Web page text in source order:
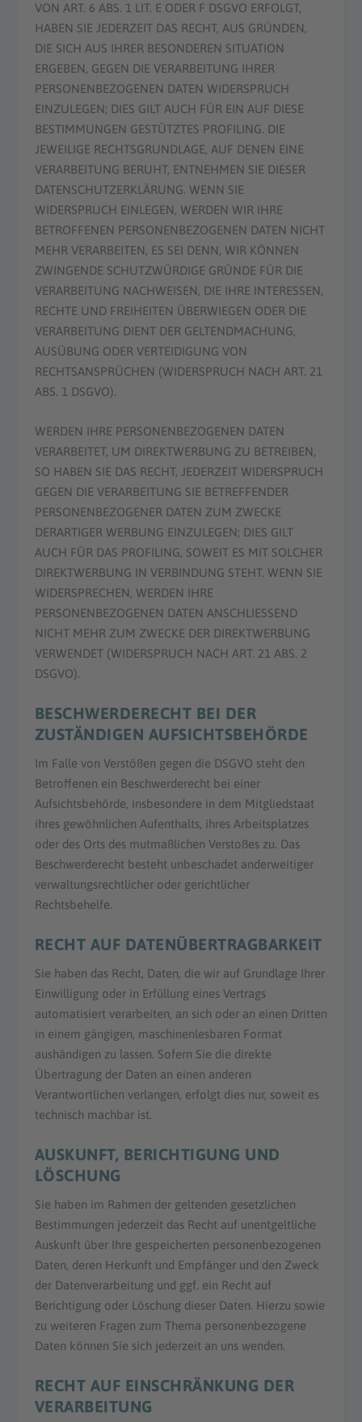
VON ART. 6 ABS. 1 LIT. E ODER F DSGVO ERFOLGT,
HABEN SIE JEDERZEIT DAS RECHT, AUS GRÜNDEN,
DIE SICH AUS IHRER BESONDEREN SITUATION
ERGEBEN, GEGEN DIE VERARBEITUNG IHRER
PERSONENBEZOGENEN DATEN WIDERSPRUCH
EINZULEGEN; DIES GILT AUCH FÜR EIN AUF DIESE
BESTIMMUNGEN GESTÜTZTES PROFILING. DIE
JEWEILIGE RECHTSGRUNDLAGE, AUF DENEN EINE
VERARBEITUNG BERUHT, ENTNEHMEN SIE DIESER
DATENSCHUTZERKLÄRUNG. WENN SIE
WIDERSPRUCH EINLEGEN, WERDEN WIR IHRE
BETROFFENEN PERSONENBEZOGENEN DATEN NICHT
MEHR VERARBEITEN, ES SEI DENN, WIR KÖNNEN
ZWINGENDE SCHUTZWÜRDIGE GRÜNDE FÜR DIE
VERARBEITUNG NACHWEISEN, DIE IHRE INTERESSEN,
RECHTE UND FREIHEITEN ÜBERWIEGEN ODER DIE
VERARBEITUNG DIENT DER GELTENDMACHUNG,
AUSÜBUNG ODER VERTEIDIGUNG VON
RECHTSANSPRÜCHEN (WIDERSPRUCH NACH ART. 21
ABS. 1 DSGVO).
WERDEN IHRE PERSONENBEZOGENEN DATEN
VERARBEITET, UM DIREKTWERBUNG ZU BETREIBEN,
SO HABEN SIE DAS RECHT, JEDERZEIT WIDERSPRUCH
GEGEN DIE VERARBEITUNG SIE BETREFFENDER
PERSONENBEZOGENER DATEN ZUM ZWECKE
DERARTIGER WERBUNG EINZULEGEN; DIES GILT
AUCH FÜR DAS PROFILING, SOWEIT ES MIT SOLCHER
DIREKTWERBUNG IN VERBINDUNG STEHT. WENN SIE
WIDERSPRECHEN, WERDEN IHRE
PERSONENBEZOGENEN DATEN ANSCHLIESSEND
NICHT MEHR ZUM ZWECKE DER DIREKTWERBUNG
VERWENDET (WIDERSPRUCH NACH ART. 21 ABS. 2
DSGVO).
BESCHWERDE­RECHT BEI DER
ZUSTÄNDIGEN AUFSICHTS­BEHÖRDE
Im Falle von Verstößen gegen die DSGVO steht den
Betroffenen ein Beschwerderecht bei einer
Aufsichtsbehörde, insbesondere in dem Mitgliedstaat
ihres gewöhnlichen Aufenthalts, ihres Arbeitsplatzes
oder des Orts des mutmaßlichen Verstoßes zu. Das
Beschwerderecht besteht unbeschadet anderweitiger
verwaltungsrechtlicher oder gerichtlicher
Rechtsbehelfe.
RECHT AUF DATEN­ÜBERTRAG­BARKEIT
Sie haben das Recht, Daten, die wir auf Grundlage Ihrer
Einwilligung oder in Erfüllung eines Vertrags
automatisiert verarbeiten, an sich oder an einen Dritten
in einem gängigen, maschinenlesbaren Format
aushändigen zu lassen. Sofern Sie die direkte
Übertragung der Daten an einen anderen
Verantwortlichen verlangen, erfolgt dies nur, soweit es
technisch machbar ist.
AUSKUNFT, BERICHTIGUNG UND
LÖSCHUNG
Sie haben im Rahmen der geltenden gesetzlichen
Bestimmungen jederzeit das Recht auf unentgeltliche
Auskunft über Ihre gespeicherten personenbezogenen
Daten, deren Herkunft und Empfänger und den Zweck
der Datenverarbeitung und ggf. ein Recht auf
Berichtigung oder Löschung dieser Daten. Hierzu sowie
zu weiteren Fragen zum Thema personenbezogene
Daten können Sie sich jederzeit an uns wenden.
RECHT AUF EINSCHRÄNKUNG DER
VERARBEITUNG